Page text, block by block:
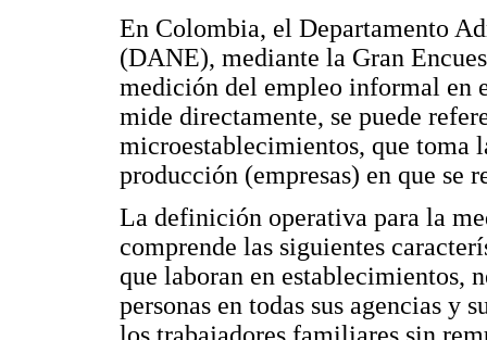
En Colombia, el Departamento
(DANE), mediante la Gran
medición del empleo informal en
mide directamente, se puede
microestablecimientos, que toma
producción (empresas) en que se
La definición operativa para la
comprende las siguientes
que laboran en establecimientos,
personas en todas sus agencias y